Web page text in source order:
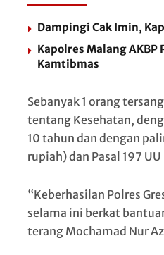
Dampingi Cak Imin,
Kapolres Malang AKBP
Kamtibmas
Sebanyak 1 orang
tentang Kesehatan,
10 tahun dan dengan
rupiah) dan Pasal 197
“Keberhasilan Polres
selama ini berkat
terang Mochamad Nur